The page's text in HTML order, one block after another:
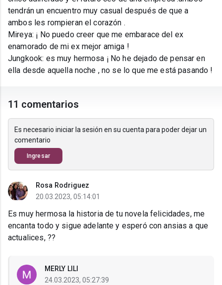
tendrán un encuentro muy casual después de que a
ambos les rompieran el corazón .
Mireya: ¡ No puedo creer que me embarace del ex
enamorado de mi ex mejor amiga !
Jungkook: es muy hermosa ¡ No he dejado de pensar en
ella desde aquella noche , no se lo que me está pasando !
11 comentarios
Es necesario iniciar la sesión en su cuenta para poder dejar un
comentario
Ingresar
Rosa Rodriguez
20.03.2023, 05:14:01
Es muy hermosa la historia de tu novela felicidades, me
encanta todo y sigue adelante y esperó con ansias a que
actualices, ??
MERLY LILI
24.03.2023, 05:27:39